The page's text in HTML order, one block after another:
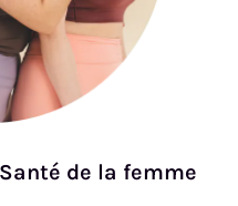
de la femme